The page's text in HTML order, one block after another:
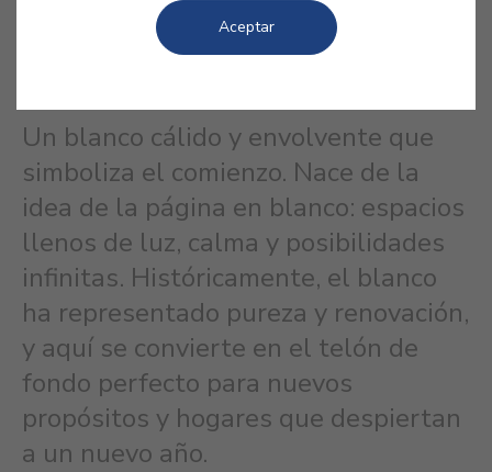
Un blanco cálido y envolvente que
simboliza el comienzo. Nace de la
idea de la página en blanco: espacios
llenos de luz, calma y posibilidades
infinitas. Históricamente, el blanco
ha representado pureza y renovación,
y aquí se convierte en el telón de
fondo perfecto para nuevos
propósitos y hogares que despiertan
a un nuevo año.
Aceptar